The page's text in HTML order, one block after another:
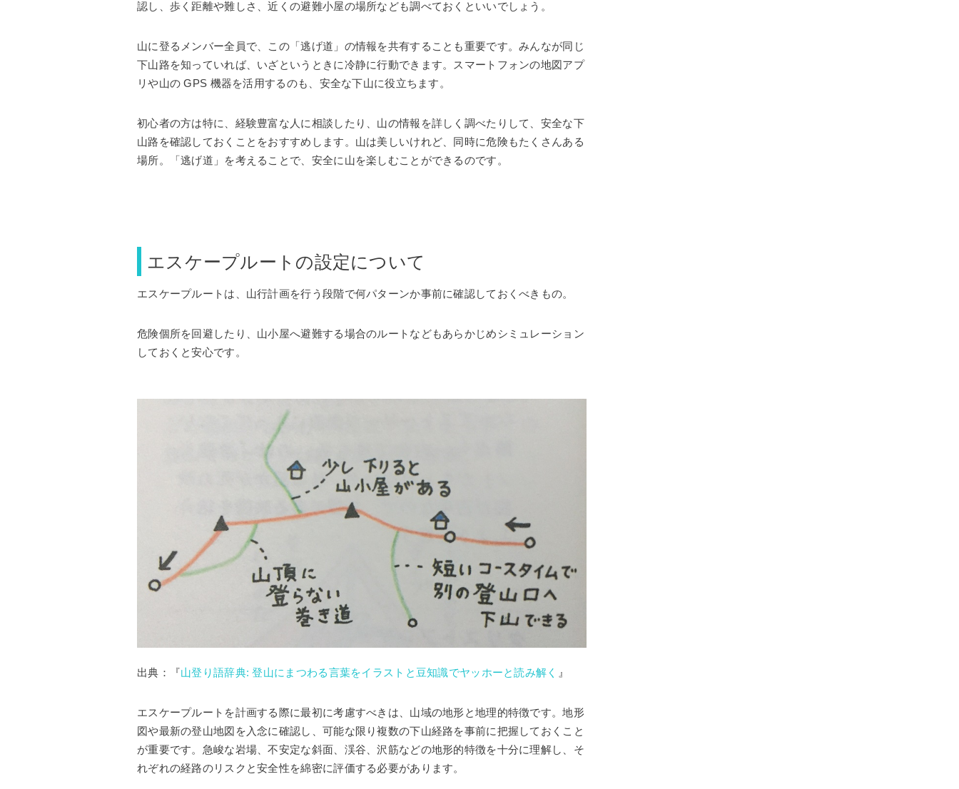
認し、歩く距離や難しさ、近くの避難小屋の場所なども調べておくといいでしょう。
山に登るメンバー全員で、この「逃げ道」の情報を共有することも重要です。みんなが同じ
下山路を知っていれば、いざというときに冷静に行動できます。スマートフォンの地図アプ
リや山の GPS 機器を活用するのも、安全な下山に役立ちます。
初心者の方は特に、経験豊富な人に相談したり、山の情報を詳しく調べたりして、安全な下
山路を確認しておくことをおすすめします。山は美しいけれど、同時に危険もたくさんある
場所。「逃げ道」を考えることで、安全に山を楽しむことができるのです。
エスケープルートの設定について
エスケープルートは、山行計画を行う段階で何パターンか事前に確認しておくべきもの。
危険個所を回避したり、山小屋へ避難する場合のルートなどもあらかじめシミュレーション
しておくと安心です。
出典：『山登り語辞典: 登山にまつわる言葉をイラストと豆知識でヤッホーと読み解く 』
エスケープルートを計画する際に最初に考慮すべきは、山域の地形と地理的特徴です。地形
図や最新の登山地図を入念に確認し、可能な限り複数の下山経路を事前に把握しておくこと
が重要です。急峻な岩場、不安定な斜面、渓谷、沢筋などの地形的特徴を十分に理解し、そ
れぞれの経路のリスクと安全性を綿密に評価する必要があります。